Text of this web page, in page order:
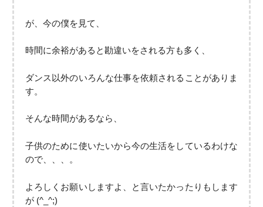
が、今の僕を見て、
時間に余裕があると勘違いをされる方も多く、
ダンス以外のいろんな仕事を依頼されることがありま
す。
そんな時間があるなら、
子供のために使いたいから今の生活をしているわけな
ので、、、。
よろしくお願いしますよ、と言いたかったりもします
が (^_^;)